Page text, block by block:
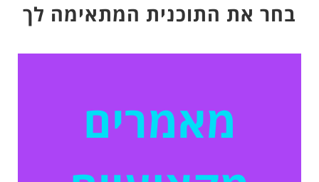
בחר את התוכנית המתאימה לך
מאמרים